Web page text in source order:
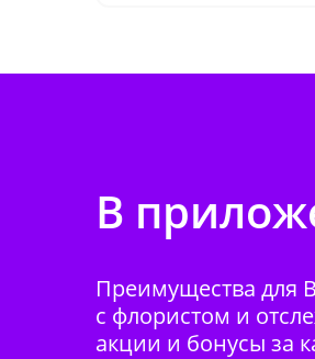
В
Преимущества для
с флористом и
акции и бонусы за